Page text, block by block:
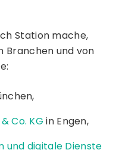
Station mache,
Branchen und von
Co. KG in Engen,
und digitale Dienste